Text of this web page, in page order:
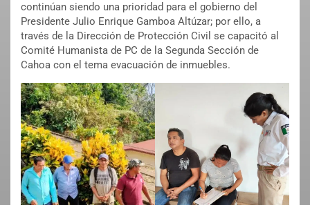
continúan siendo una prioridad para el gobierno del
Presidente Julio Enrique Gamboa Altúzar; por ello, a
través de la Dirección de Protección Civil se capacitó al
Comité Humanista de PC de la Segunda Sección de
Cahoa con el tema evacuación de inmuebles.